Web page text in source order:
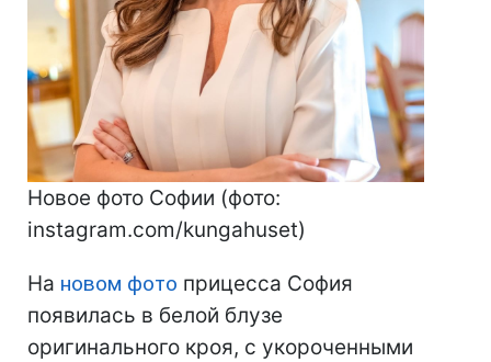
Новое фото Софии (фото:
instagram.com/kungahuset)
На новом фото прицесса София
появилась в белой блузе
оригинального кроя, с укороченными